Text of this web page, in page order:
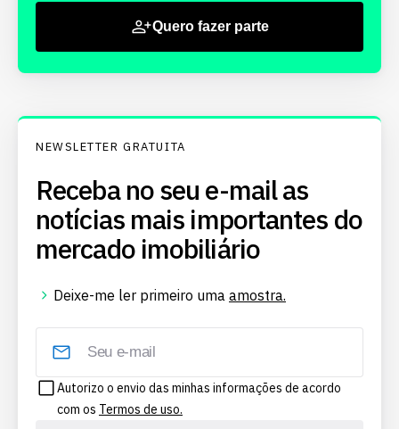
Quero fazer parte
NEWSLETTER GRATUITA
Receba no seu e-mail as
notícias mais importantes do
mercado imobiliário
Deixe-me ler primeiro uma amostra.
Autorizo o envio das minhas informações de acordo
com os Termos de uso.